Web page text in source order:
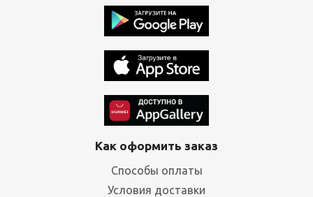
Как оформить заказ
Способы оплаты
Условия доставки